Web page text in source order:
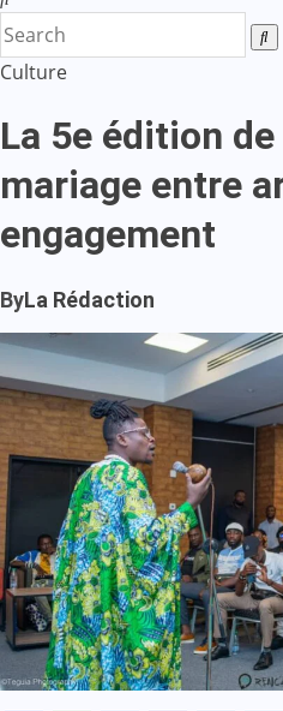
Culture
La 5e édition de
mariage entre
engagement
ByLa Rédaction